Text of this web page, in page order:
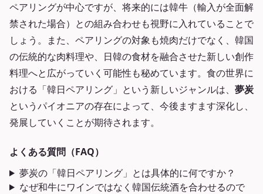
ペアリングが中心ですが、将来的には韓牛（輸入が全面解
禁された場合）との組み合わせも視野に入れていることで
しょう。また、ペアリングの対象も焼肉だけでなく、韓国
の伝統的な肉料理や、日韓の食材を融合させた新しい創作
料理へと広がっていく可能性も秘めています。食の世界に
おける「韓日ペアリング」という新しいジャンルは、 夢炭
というパイオニアの存在によって、今後ますます深化し、
発展していくことが期待されます。
よくある質問（FAQ）
夢炭の「韓日ペアリング」とは具体的に何ですか？
なぜ和牛にワインではなく韓国伝統酒を合わせるので